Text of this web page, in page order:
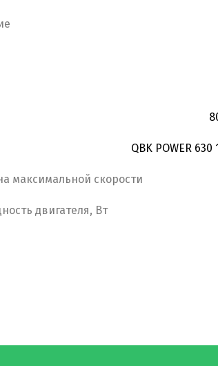
QBK POWER 630
максимальной скорости
двигателя, Вт